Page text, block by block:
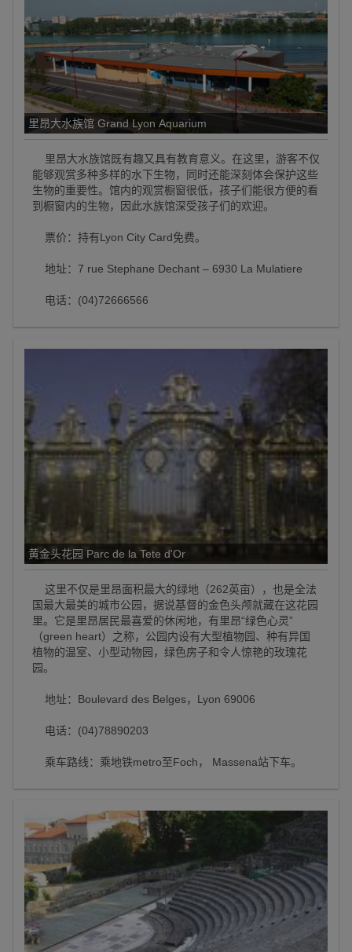
里昂大水族馆 Grand Lyon Aquarium
里昂大水族馆既有趣又具有教育意义。在这里，游客不仅
能够观赏多种多样的水下生物，同时还能深刻体会保护这些
生物的重要性。馆内的观赏橱窗很低，孩子们能很方便的看
到橱窗内的生物，因此水族馆深受孩子们的欢迎。
票价：持有Lyon City Card免费。
地址：7 rue Stephane Dechant – 6930 La Mulatiere
电话：(04)72666566
黄金头花园 Parc de la Tete d'Or
这里不仅是里昂面积最大的绿地（262英亩），也是全法
国最大最美的城市公园，据说基督的金色头颅就藏在这花园
里。它是里昂居民最喜爱的休闲地，有里昂“绿色心灵”
（green heart）之称，公园内设有大型植物园、种有异国
植物的温室、小型动物园，绿色房子和令人惊艳的玫瑰花
园。
地址：Boulevard des Belges，Lyon 69006
电话：(04)78890203
乘车路线：乘地铁metro至Foch， Massena站下车。